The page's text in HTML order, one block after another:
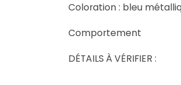
Coloration : bleu
Comportement
DÉTAILS À VÉRIFIER :